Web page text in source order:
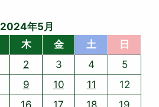
2024年5月
木 金 土
日
2 3 4
5
9 10 11
12
16 17 18
19